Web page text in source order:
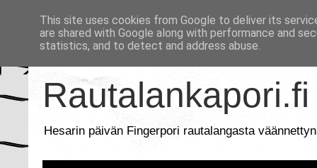
Rautalankapori.fi
Hesarin päivän Fingerpori rautalangasta
This site uses cookies from Google to deliver its
are shared with Google along with performance and
statistics, and to detect and address abuse.